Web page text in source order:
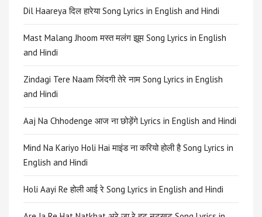
Dil Haareya दिल हारेया Song Lyrics in English and Hindi
Mast Malang Jhoom मस्त मलंग झूम Song Lyrics in English
and Hindi
Zindagi Tere Naam जिंदगी तेरे नाम Song Lyrics in English
and Hindi
Aaj Na Chhodenge आज ना छोड़ेंगे Lyrics in English and Hindi
Mind Na Kariyo Holi Hai माइंड ना करियो होली है Song Lyrics in
English and Hindi
Holi Aayi Re होली आई रे Song Lyrics in English and Hindi